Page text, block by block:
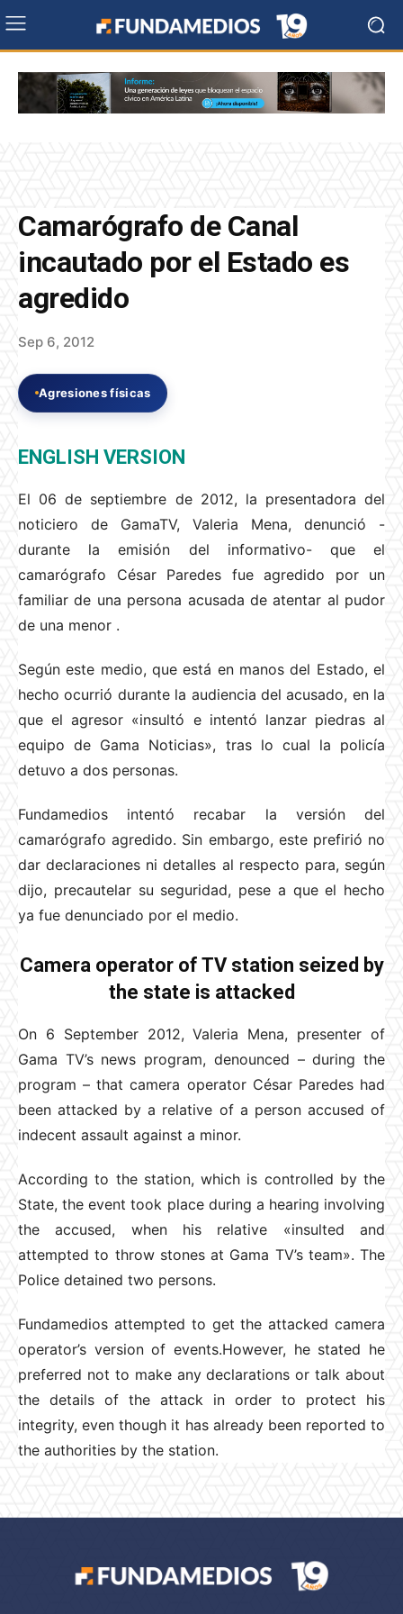
Camarógrafo de Canal
incautado por el Estado es
agredido
Sep 6, 2012
Agresiones físicas
ENGLISH VERSION
El 06 de septiembre de 2012, la presentadora del
noticiero de GamaTV, Valeria Mena, denunció -
durante la emisión del informativo- que el
camarógrafo César Paredes fue agredido por un
familiar de una persona acusada de atentar al pudor
de una menor .
Según este medio, que está en manos del Estado, el
hecho ocurrió durante la audiencia del acusado, en la
que el agresor «insultó e intentó lanzar piedras al
equipo de Gama Noticias», tras lo cual la policía
detuvo a dos personas.
Fundamedios intentó recabar la versión del
camarógrafo agredido. Sin embargo, este prefirió no
dar declaraciones ni detalles al respecto para, según
dijo, precautelar su seguridad, pese a que el hecho
ya fue denunciado por el medio.
Camera operator of TV station seized by
the state is attacked
On 6 September 2012, Valeria Mena, presenter of
Gama TV’s news program, denounced – during the
program – that camera operator César Paredes had
been attacked by a relative of a person accused of
indecent assault against a minor.
According to the station, which is controlled by the
State, the event took place during a hearing involving
the accused, when his relative «insulted and
attempted to throw stones at Gama TV’s team». The
Police detained two persons.
Fundamedios attempted to get the attacked camera
operator’s version of events.However, he stated he
preferred not to make any declarations or talk about
the details of the attack in order to protect his
integrity, even though it has already been reported to
the authorities by the station.